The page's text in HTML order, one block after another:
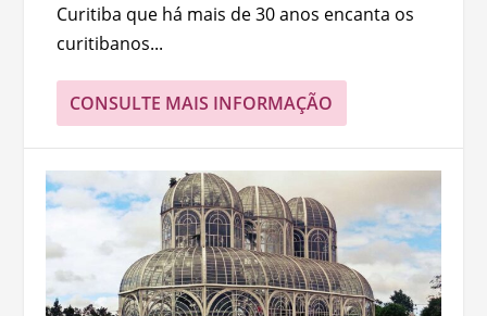
Curitiba que há mais de 30 anos encanta os
curitibanos...
CONSULTE MAIS INFORMAÇÃO